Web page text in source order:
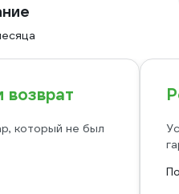
возврат
который не был